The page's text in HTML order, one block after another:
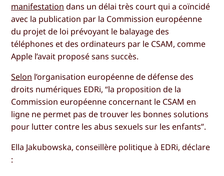
manifestation dans un délai très court qui a coïncidé
avec la publication par la Commission européenne
du projet de loi prévoyant le balayage des
téléphones et des ordinateurs par le CSAM, comme
Apple l’avait proposé sans succès.
Selon l’organisation européenne de défense des
droits numériques EDRi, “la proposition de la
Commission européenne concernant le CSAM en
ligne ne permet pas de trouver les bonnes solutions
pour lutter contre les abus sexuels sur les enfants”.
Ella Jakubowska, conseillère politique à EDRi, déclare
: